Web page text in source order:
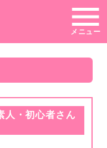
メニュー
人・初心者さん